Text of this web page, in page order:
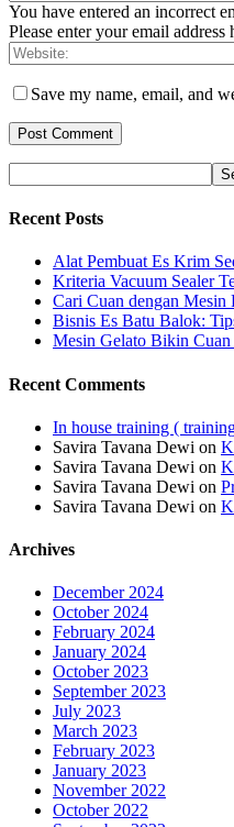
You have entered an incorrect
Please enter your email address
Save my name, email, and
Recent Posts
Alat Pembuat Es Krim
Kriteria Vacuum Sealer
Cari Cuan dengan
Bisnis Es Batu Balok:
Mesin Gelato Bikin
Recent Comments
In house training (
Savira Tavana Dewi on
Savira Tavana Dewi on
Savira Tavana Dewi on
Savira Tavana Dewi on
Archives
December 2024
October 2024
February 2024
January 2024
October 2023
September 2023
July 2023
March 2023
February 2023
January 2023
November 2022
October 2022